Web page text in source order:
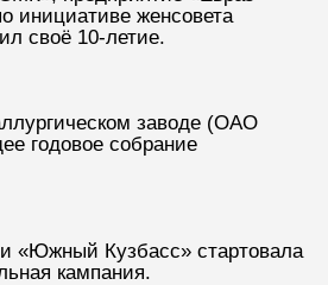
инициативе женсовета
своё 10-летие.
заводе (ОАО
годовое собрание
«Южный Кузбасс» стартовала
кампания.